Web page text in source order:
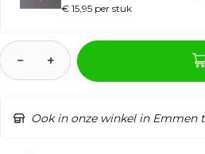
€ 15,95 per stuk
− +
Ook in onze winkel in Emmen